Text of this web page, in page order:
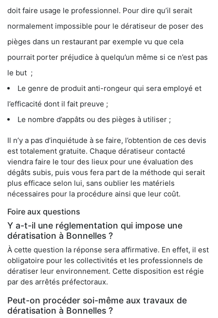
doit faire usage le professionnel. Pour dire qu’il serait
normalement impossible pour le dératiseur de poser des
pièges dans un restaurant par exemple vu que cela
pourrait porter préjudice à quelqu’un même si ce n’est pas
le but ;
Le genre de produit anti-rongeur qui sera employé et
l’efficacité dont il fait preuve ;
Le nombre d’appâts ou des pièges à utiliser ;
Il n’y a pas d’inquiétude à se faire, l’obtention de ces devis
est totalement gratuite. Chaque dératiseur contacté
viendra faire le tour des lieux pour une évaluation des
dégâts subis, puis vous fera part de la méthode qui serait
plus efficace selon lui, sans oublier les matériels
nécessaires pour la procédure ainsi que leur coût.
Foire aux questions
Y a-t-il une réglementation qui impose une
dératisation à Bonnelles ?
À cette question la réponse sera affirmative. En effet, il est
obligatoire pour les collectivités et les professionnels de
dératiser leur environnement. Cette disposition est régie
par des arrêtés préfectoraux.
Peut-on procéder soi-même aux travaux de
dératisation à Bonnelles ?